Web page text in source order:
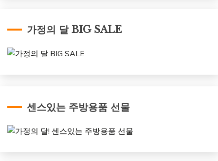
가정의 달 BIG SALE
센스있는 주방용품 선물